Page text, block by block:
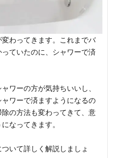
わってきます。これまでバ
ていたのに、シャワーで済
ワーの方が気持ちいいし、
ワーで済ますようになるの
の方法も変わってきて、意
なってきます。
いて詳しく解説しましょ